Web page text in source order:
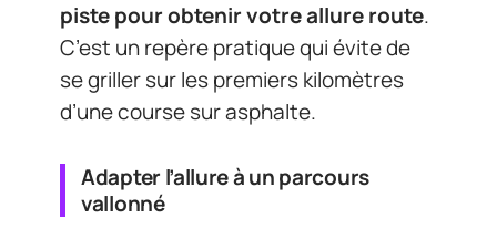
piste pour obtenir votre allure route.
C’est un repère pratique qui évite de
se griller sur les premiers kilomètres
d’une course sur asphalte.
Adapter l’allure à un parcours
vallonné